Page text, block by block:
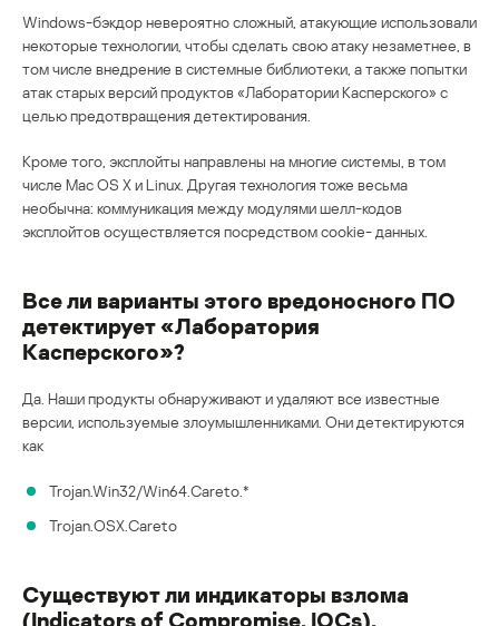
Windows-бэкдор невероятно сложный, атакующие использовали
некоторые технологии, чтобы сделать свою атаку незаметнее, в
том числе внедрение в системные библиотеки, а также попытки
атак старых версий продуктов «Лаборатории Касперского» с
целью предотвращения детектирования.
Кроме того, эксплойты направлены на многие системы, в том
числе Mac OS X и Linux. Другая технология тоже весьма
необычна: коммуникация между модулями шелл-кодов
эксплойтов осуществляется посредством cookie- данных.
Все ли варианты этого вредоносного ПО
детектирует «Лаборатория
Касперского»?
Да. Наши продукты обнаруживают и удаляют все известные
версии, используемые злоумышленниками. Они детектируются
как
Trojan.Win32/Win64.Careto.*
Trojan.OSX.Careto
Существуют ли индикаторы взлома
(Indicators of Compromise, IOCs),